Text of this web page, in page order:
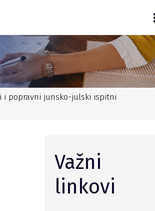
i popravni junsko-julski ispitni
Važni
linkovi